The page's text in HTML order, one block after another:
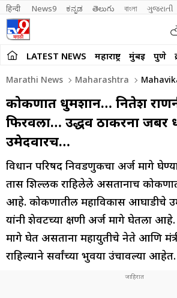
हिन्दी News9 ಕನ್ನಡ తెలుగు বাংলা ગુજરાતી
LATEST NEWS महाराष्ट्र मुंबई पुणे
Marathi News Maharashtra
कोकणात धुमशान… नितेश
फिरवला… उद्धव ठाकरेंना जबर
उमेदवारच…
विधान परिषद निवडणुकीचा अर्ज मागे
तास शिल्लक राहिलेले असतानाच
आहे. कोकणातील महाविकास आघाडीचे
यांनी शेवटच्या क्षणी अर्ज मागे घेतला
मागे घेत असताना महायुतीचे नेते आणि
राहिल्याने सर्वांच्या भुवया उंचावल्या आहेत.